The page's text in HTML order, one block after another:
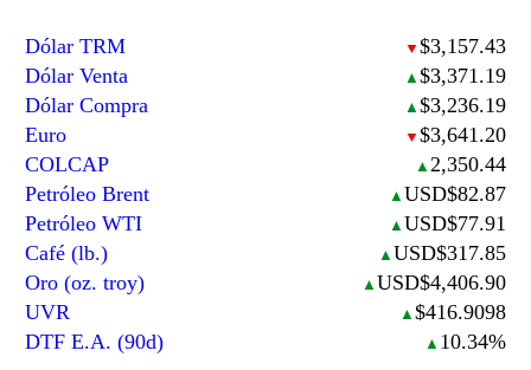
Dólar TRM ▼ $3,157.43
Dólar Venta
▲ $3,371.19
Dólar Compra
▲ $3,236.19
Euro
▼ $3,641.20
COLCAP
▲ 2,350.44
Petróleo Brent
▲ USD$82.87
Petróleo WTI
▲ USD$77.91
Café (lb.)
▲ USD$317.85
Oro (oz. troy)
▲ USD$4,406.90
UVR
▲ $416.9098
DTF E.A. (90d)
▲ 10.34%